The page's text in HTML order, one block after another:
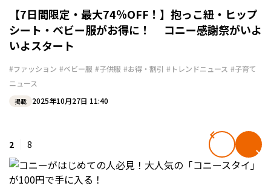
【7日間限定・最大74％OFF！】抱っこ紐・ヒップ
シート・ベビー服がお得に！ コニー感謝祭がいよ
いよスタート
#ファッション #ベビー服 #子供服 #お得・割引 #トレンドニュース #子育て
ニュース
掲載 2025年10月27日 11:40
2 8